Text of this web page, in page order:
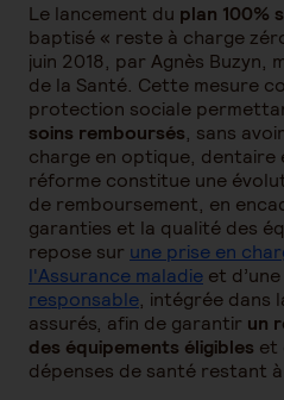
Le lancement du plan 100%
baptisé « reste à charge
juin 2018, par Agnès Buzyn,
de la Santé. Cette mesure
protection sociale
soins remboursés, sans
charge en optique,
réforme constitue une
de remboursement, en
garanties et la qualité des
repose sur une prise en
l'Assurance maladie et d’une
responsable, intégrée dans
assurés, afin de garantir un
des équipements éligibles et
dépenses de santé restant